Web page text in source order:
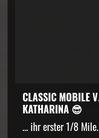
CLASSIC MOBILE
KATHARINA 😎
… ihr erster 1/8